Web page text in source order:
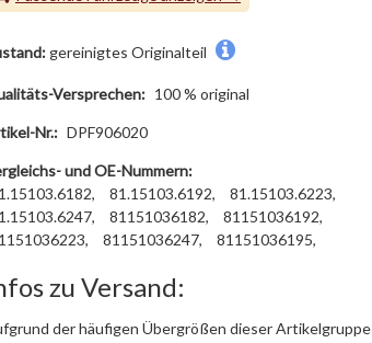
gereinigtes Originalteil
Versprechen: 100 % original
Nr.: DPF906020
und OE-Nummern:
81.15103.6192,
81.15103.6223,
81151036182,
81151036192,
81151036247, 81151036195,
zu Versand:
der häufigen Übergrößen dieser Artikelgruppe